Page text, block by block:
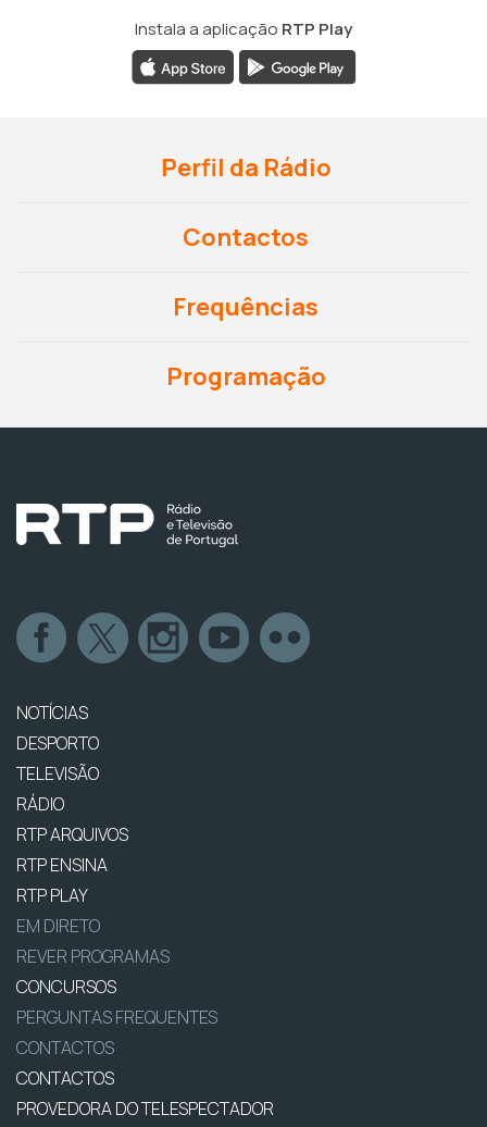
Instala a aplicação RTP Play
Perfil da Rádio
Contactos
Frequências
Programação
NOTÍCIAS
DESPORTO
TELEVISÃO
RÁDIO
RTP ARQUIVOS
RTP ENSINA
RTP PLAY
EM DIRETO
REVER PROGRAMAS
CONCURSOS
PERGUNTAS FREQUENTES
CONTACTOS
CONTACTOS
PROVEDORA DO TELESPECTADOR